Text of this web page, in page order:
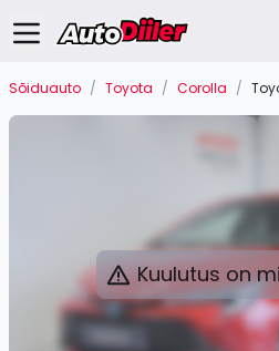
Sõiduauto / Toyota / Corolla /
Kuulutus on